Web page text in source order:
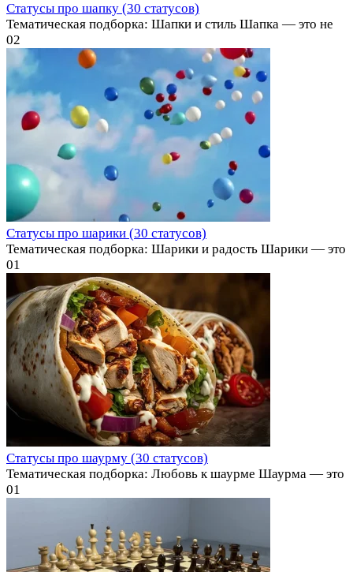
Статусы про шапку (30 статусов)
Тематическая подборка: Шапки и стиль Шапка — это не
02
Статусы про шарики (30 статусов)
Тематическая подборка: Шарики и радость Шарики — это
01
Статусы про шаурму (30 статусов)
Тематическая подборка: Любовь к шаурме Шаурма — это
01